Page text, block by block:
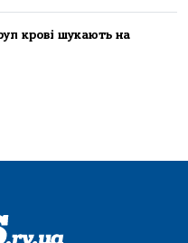
крові шукають на